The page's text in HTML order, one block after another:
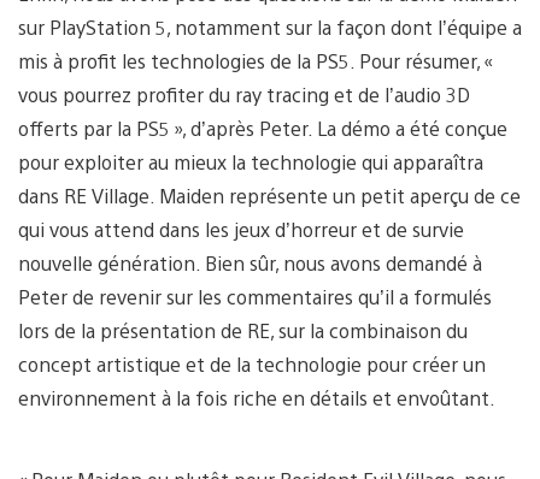
sur PlayStation 5, notamment sur la façon dont l’équipe a
mis à profit les technologies de la PS5. Pour résumer, «
vous pourrez profiter du ray tracing et de l’audio 3D
offerts par la PS5 », d’après Peter. La démo a été conçue
pour exploiter au mieux la technologie qui apparaîtra
dans RE Village. Maiden représente un petit aperçu de ce
qui vous attend dans les jeux d’horreur et de survie
nouvelle génération. Bien sûr, nous avons demandé à
Peter de revenir sur les commentaires qu’il a formulés
lors de la présentation de RE, sur la combinaison du
concept artistique et de la technologie pour créer un
environnement à la fois riche en détails et envoûtant.